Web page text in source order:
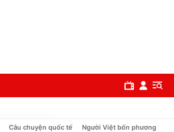
Câu chuyện quốc tế Người Việt bốn phương